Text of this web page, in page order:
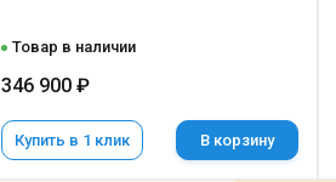
Товар в наличии
346 900 ₽
Купить в 1 клик В корзину